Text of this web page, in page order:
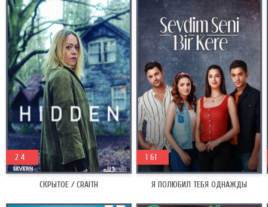
СКРЫТОЕ / CRAITH
2018
2 4
Я ПОЛЮБИЛ ТЕБЯ ОДНАЖДЫ
2019
1 61